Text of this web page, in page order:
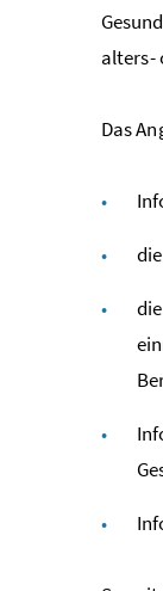
alters-
Das